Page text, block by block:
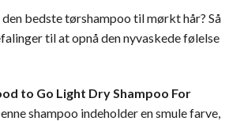
bedste tørshampoo til mørkt hår? Så
til at opnå den nyvaskede følelse
to Go Light Dry Shampoo For
shampoo indeholder en smule farve,